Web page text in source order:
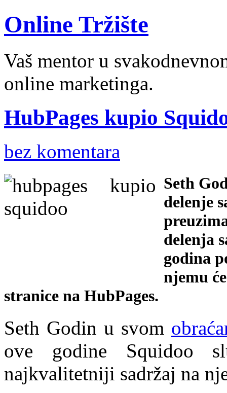
Online Tržište
Vaš mentor u
online marketinga.
HubPages kupio
bez komentara
Seth
delenje
delenja
godina
njemu
stranice na HubPages.
Seth Godin u svom
ove godine Squidoo
najkvalitetniji sadržaj na